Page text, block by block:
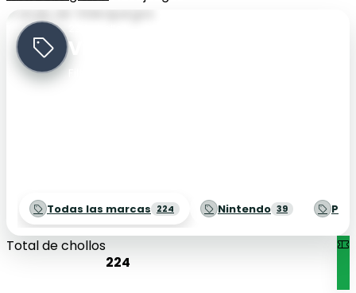
Videojuegos
Todas las marcas 224 Nintendo 39
Total de chollos
224